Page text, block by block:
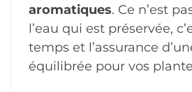
aromatiques. Ce n’est
l’eau qui est préservée,
temps et l’assurance
équilibrée pour vos